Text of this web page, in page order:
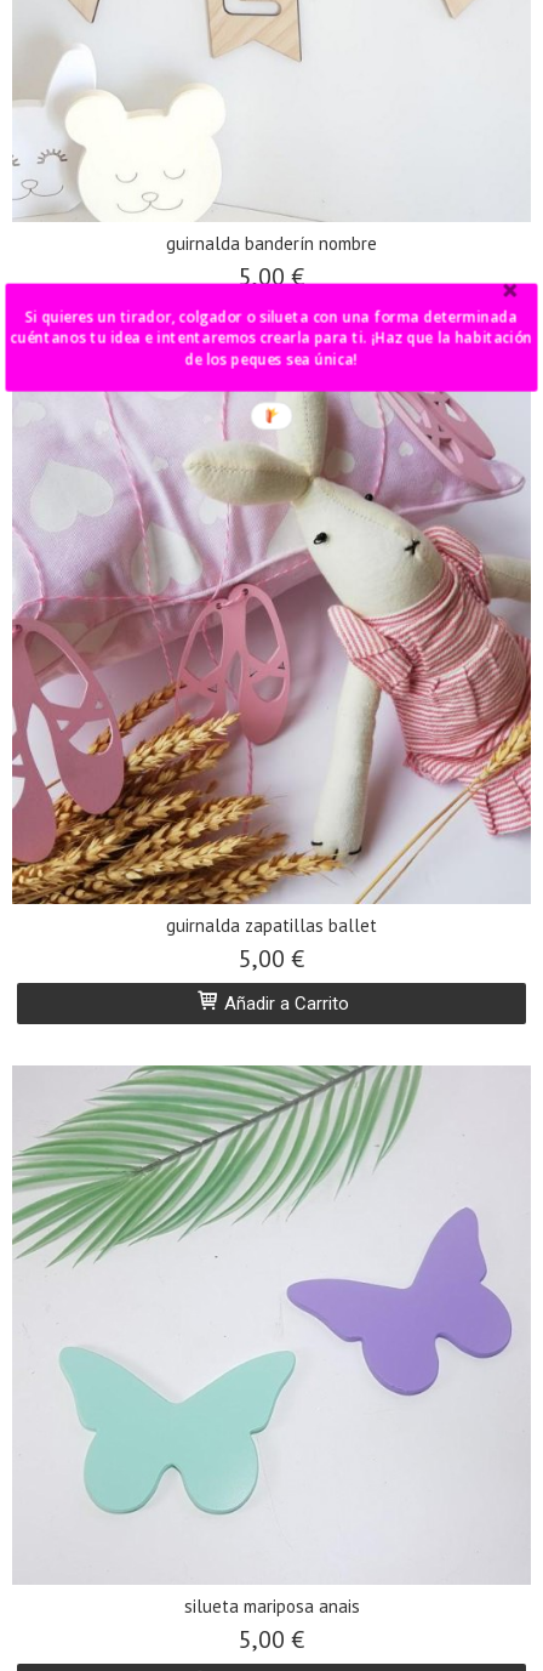
guirnalda banderín nombre
5,00 €
Añadir a Carrito
guirnalda zapatillas ballet
5,00 €
Añadir a Carrito
silueta mariposa anais
5,00 €
Si quieres un tirador, colgador o silueta con una forma determinada
cuéntanos tu idea e intentaremos crearla para ti. ¡Haz que la habitación
de los peques sea única!